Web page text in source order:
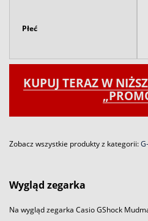
Płeć
KUPUJ TERAZ W
Zobacz wszystkie produkty z kategorii:
Wygląd zegarka
Na wygląd zegarka Casio GShock